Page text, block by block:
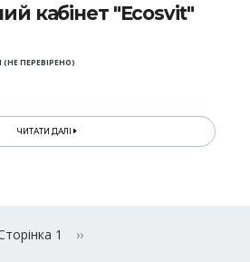
кабінет "Ecosvit"
ПЕРЕВІРЕНО)
ЧИТАТИ ДАЛІ
1 Наступна сторінка
››